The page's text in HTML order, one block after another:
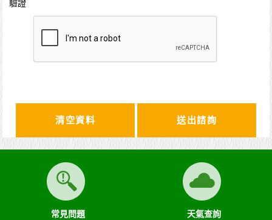
驗證
清空資料
常見問題 天氣查詢